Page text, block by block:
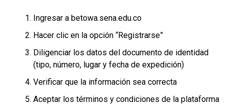
Ingresar a betowa.sena.edu.co
Hacer clic en la opción “Registrarse”
Diligenciar los datos del documento de identidad
(tipo, número, lugar y fecha de expedición)
Verificar que la información sea correcta
Aceptar los términos y condiciones de la plataforma